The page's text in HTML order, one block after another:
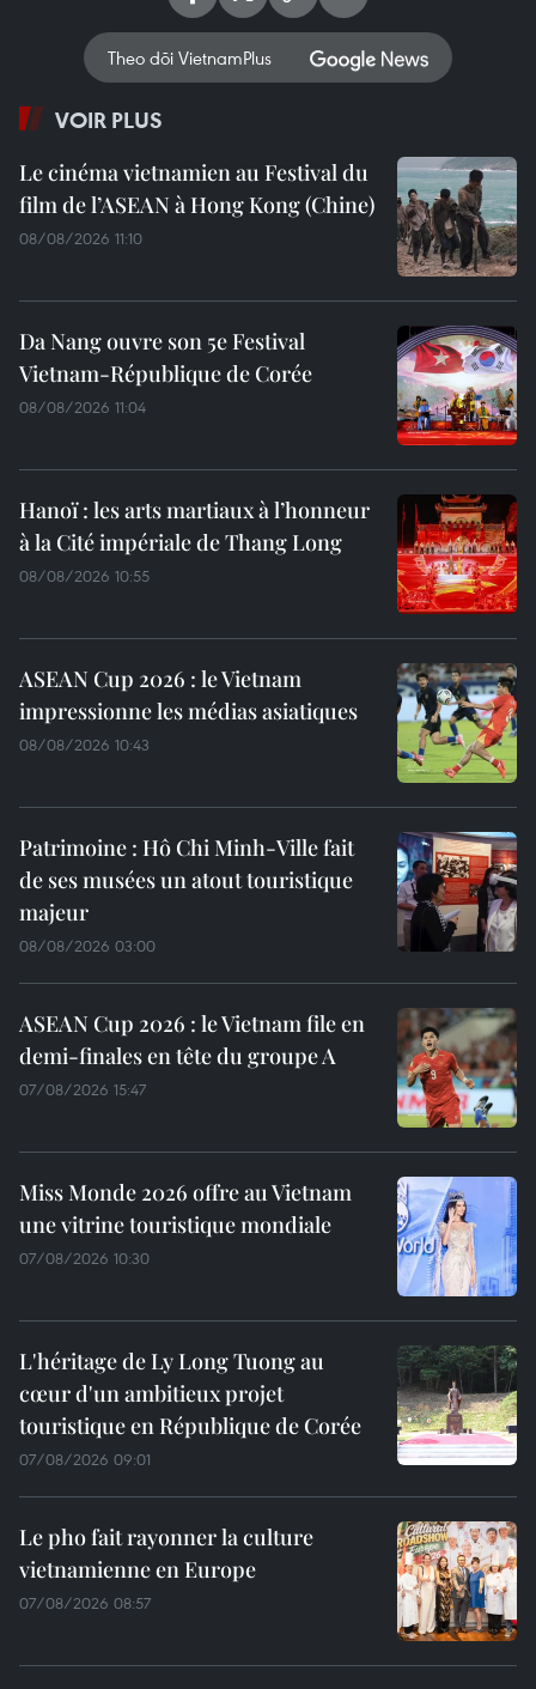
Theo dõi VietnamPlus
VOIR PLUS
Le cinéma vietnamien au Festival du
film de l’ASEAN à Hong Kong (Chine)
08/08/2026 11:10
Da Nang ouvre son 5e Festival
Vietnam-République de Corée
08/08/2026 11:04
Hanoï : les arts martiaux à l’honneur
à la Cité impériale de Thang Long
08/08/2026 10:55
ASEAN Cup 2026 : le Vietnam
impressionne les médias asiatiques
08/08/2026 10:43
Patrimoine : Hô Chi Minh-Ville fait
de ses musées un atout touristique
majeur
08/08/2026 03:00
ASEAN Cup 2026 : le Vietnam file en
demi-finales en tête du groupe A
07/08/2026 15:47
Miss Monde 2026 offre au Vietnam
une vitrine touristique mondiale
07/08/2026 10:30
L'héritage de Ly Long Tuong au
cœur d'un ambitieux projet
touristique en République de Corée
07/08/2026 09:01
Le pho fait rayonner la culture
vietnamienne en Europe
07/08/2026 08:57